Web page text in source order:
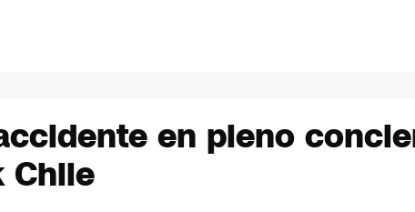
en pleno
Chile